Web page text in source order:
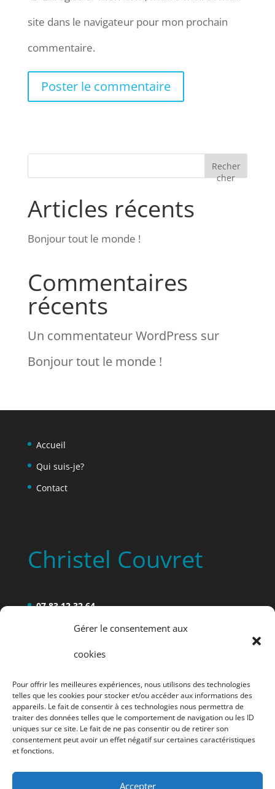
Gérer le consentement aux
cookies
Pour offrir les meilleures expériences, nous utilisons des technologies
telles que les cookies pour stocker et/ou accéder aux informations des
appareils. Le fait de consentir à ces technologies nous permettra de
traiter des données telles que le comportement de navigation ou les ID
uniques sur ce site. Le fait de ne pas consentir ou de retirer son
consentement peut avoir un effet négatif sur certaines caractéristiques
et fonctions.
Accepter
site dans le navigateur pour mon prochain
commentaire.
Recher
cher
Articles récents
Bonjour tout le monde !
Commentaires
récents
Un commentateur WordPress sur
Bonjour tout le monde !
Accueil
Qui suis-je?
Contact
Christel Couvret
07 83 12 32 64
4 rue Ernest Rousselot, à BEAURIEUX (02160)
2 rue du point du jour, à Villeneuve-sur-Aisne
N°ADELI : 02 93 0255 1